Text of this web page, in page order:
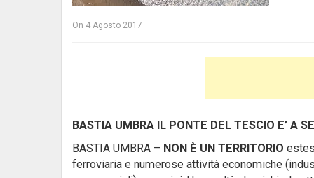
On 4 Agosto 2017
BASTIA UMBRA IL PONTE DEL TESCIO E’ A
BASTIA UMBRA – NON È UN TERRITORIO
ferroviaria e numerose attività economiche